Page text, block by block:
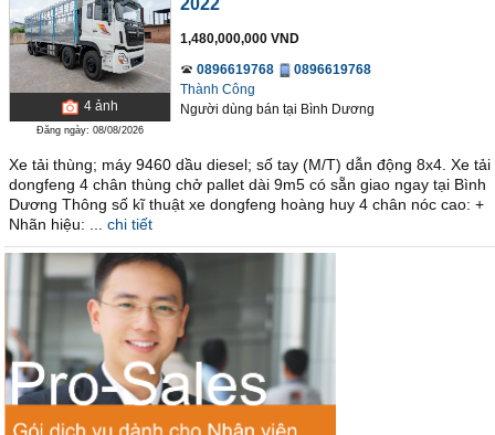
4 ảnh
Đăng ngày: 08/08/2026
1,480,000,000 VND
0896619768
0896619768
Thành Công
Người dùng bán tại Bình Dương
Xe tải thùng; máy 9460 dầu diesel; số tay (M/T) dẫn động 8x4. Xe tải
dongfeng 4 chân thùng chở pallet dài 9m5 có sẵn giao ngay tại Bình
Dương Thông số kĩ thuật xe dongfeng hoàng huy 4 chân nóc cao: +
Nhãn hiệu: ...
chi tiết